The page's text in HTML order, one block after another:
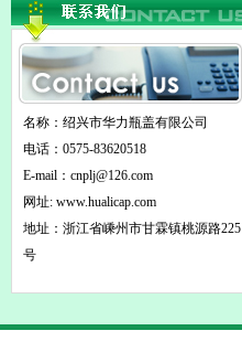
名称：绍兴市华力瓶盖有限公司
电话：0575-83620518
E-mail： cnplj@126.com
网址: www.hualicap.com
地址：浙江省嵊州市甘霖镇桃源路225
号